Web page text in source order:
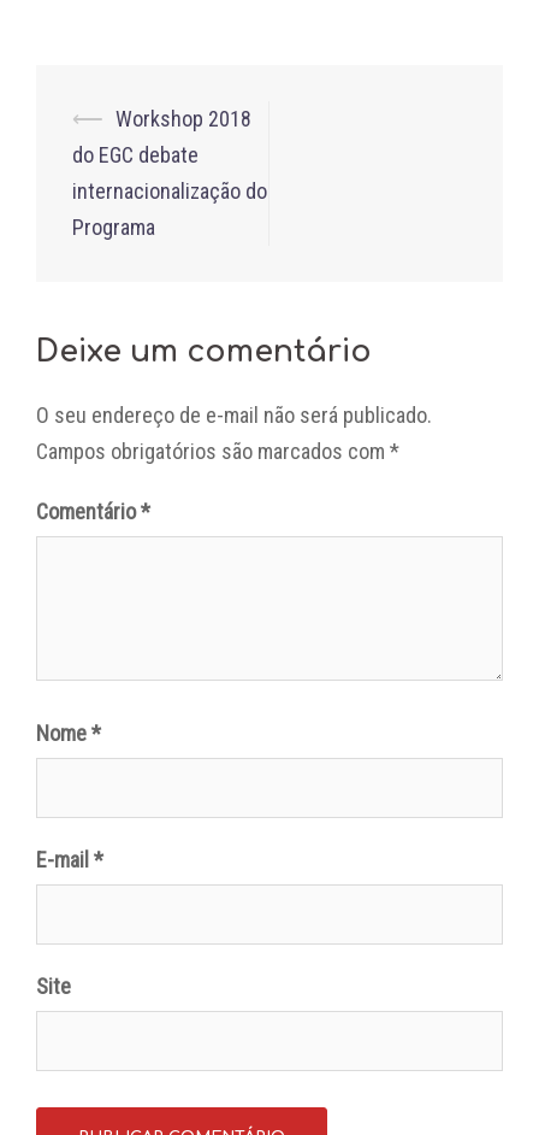
Post
navigation
⟵ Workshop 2018
do EGC debate
internacionalização do
Programa
Deixe um comentário
O seu endereço de e-mail não será publicado.
Campos obrigatórios são marcados com *
Comentário*
Nome*
E-mail *
Site